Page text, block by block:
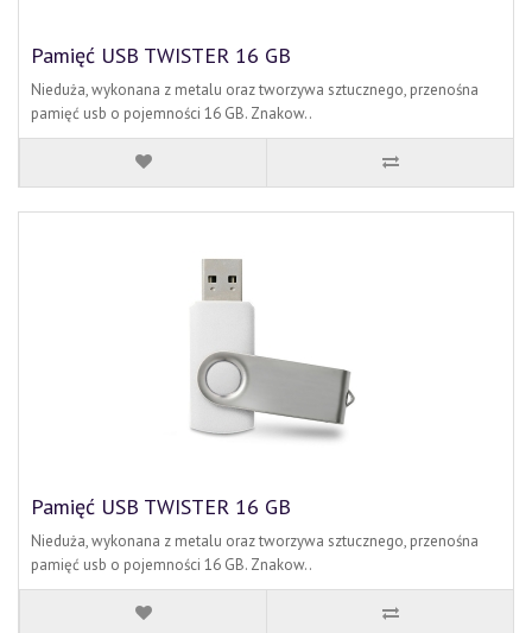
Pamięć USB TWISTER 16 GB
Nieduża, wykonana z metalu oraz tworzywa sztucznego, przenośna
pamięć usb o pojemności 16 GB. Znakow..
Pamięć USB TWISTER 16 GB
Nieduża, wykonana z metalu oraz tworzywa sztucznego, przenośna
pamięć usb o pojemności 16 GB. Znakow..